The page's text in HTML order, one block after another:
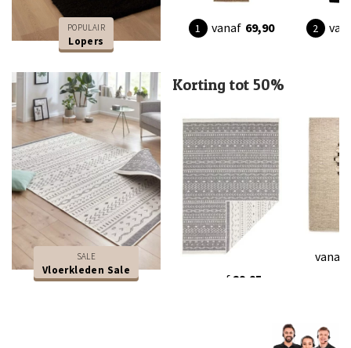
POPULAIR
Lopers
vanaf 69,90
SALE
Vloerkleden Sale
Korting tot 50%
vanaf 29,95
vanaf